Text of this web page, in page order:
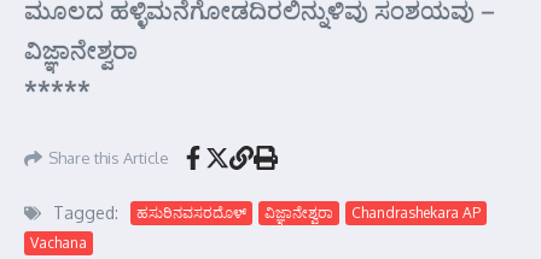
ಮೂಲದ ಹಳ್ಳಿಮನೆಗೋಡದಿರಲಿನ್ನುಳಿವು ಸಂಶಯವು –
ವಿಜ್ಞಾನೇಶ್ವರಾ
*****
Share this Article
Tagged: ಹಸುರಿನವಸರದೊಳ್ ವಿಜ್ಞಾನೇಶ್ವರಾ
Chandrashekara AP
Vachana